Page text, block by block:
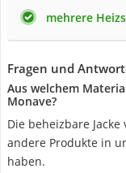
mehrere
Fragen und
Aus welchem
Monave?
Die beheizbare
andere Produkte in
haben.